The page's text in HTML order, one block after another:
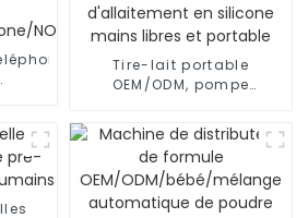
Tire-lait portable
OEM/ODM, pompe
mains libres et portable